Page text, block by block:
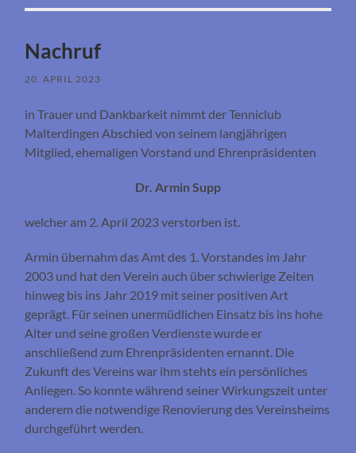
Nachruf
20. APRIL 2023
in Trauer und Dankbarkeit nimmt der Tenniclub
Malterdingen Abschied von seinem langjährigen
Mitglied, ehemaligen Vorstand und Ehrenpräsidenten
Dr. Armin Supp
welcher am 2. April 2023 verstorben ist.
Armin übernahm das Amt des 1. Vorstandes im Jahr
2003 und hat den Verein auch über schwierige Zeiten
hinweg bis ins Jahr 2019 mit seiner positiven Art
geprägt. Für seinen unermüdlichen Einsatz bis ins hohe
Alter und seine großen Verdienste wurde er
anschließend zum Ehrenpräsidenten ernannt. Die
Zukunft des Vereins war ihm stehts ein persönliches
Anliegen. So konnte während seiner Wirkungszeit unter
anderem die notwendige Renovierung des Vereinsheims
durchgeführt werden.